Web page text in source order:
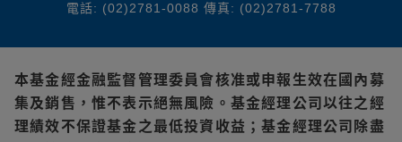
電話: (02)2781-0088 傳真: (02)2781-7788
本基金經金融監督管理委員會核准或申報生效在國內募
集及銷售，惟不表示絕無風險。基金經理公司以往之經
理績效不保證基金之最低投資收益；基金經理公司除盡